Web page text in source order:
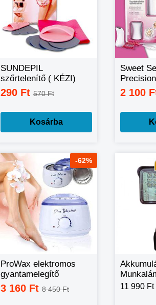
SUNDEPIL
szőrtelenítő ( KÉZI)
290 Ft 570 Ft
Kosárba
Sweet
trimmelő
( sweet
2 100
-62%
ProWax elektromos
gyantamelegítő
készülék - 500 ml
3 160 Ft 8 450 Ft
Es, 48V -
11 990 Ft